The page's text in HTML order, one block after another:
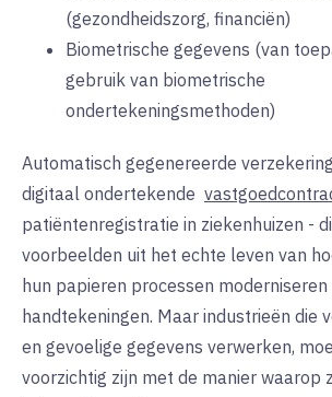
(gezondheidszorg, financiën)
Biometrische gegevens (van
gebruik van biometrische
ondertekeningsmethoden)
Automatisch gegenereerde
digitaal ondertekende
patiëntenregistratie in ziekenhuizen -
voorbeelden uit het echte leven van
hun papieren processen
handtekeningen. Maar industrieën die
en gevoelige gegevens verwerken,
voorzichtig zijn met de manier waarop